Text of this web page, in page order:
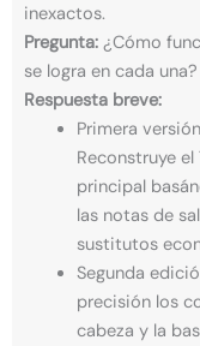
inexactos.
Pregunta: ¿Cómo
se logra en cada una?
Respuesta breve:
Primera
Reconstruye
principal
las notas de
sustitutos
Segunda
precisión los
cabeza y la